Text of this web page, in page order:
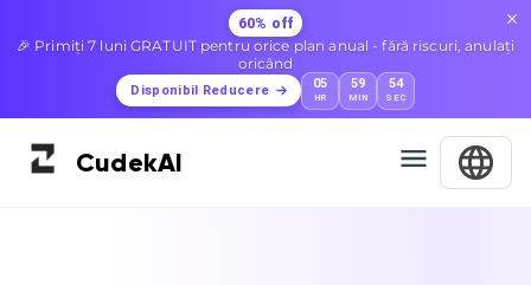
60% off
🎉 Primiți 7 luni GRATUIT pentru orice plan anual - fără riscuri, anulați
oricând
Disponibil Reducere 05
HR
59
MIN
53
SEC
CudekAI